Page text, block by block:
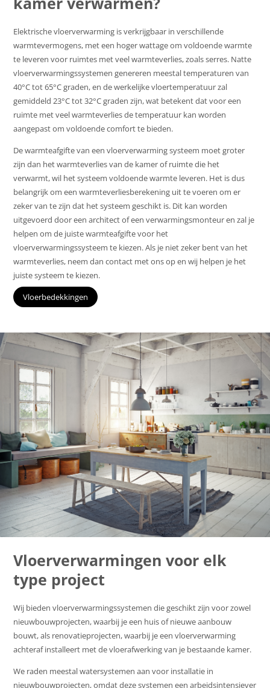
Elektrische vloerverwarming is verkrijgbaar in verschillende
warmtevermogens, met een hoger wattage om voldoende warmte
te leveren voor ruimtes met veel warmteverlies, zoals serres. Natte
vloerverwarmingssystemen genereren meestal temperaturen van
40°C tot 65°C graden, en de werkelijke vloertemperatuur zal
gemiddeld 23°C tot 32°C graden zijn, wat betekent dat voor een
ruimte met veel warmteverlies de temperatuur kan worden
aangepast om voldoende comfort te bieden.
De warmteafgifte van een vloerverwarming systeem moet groter
zijn dan het warmteverlies van de kamer of ruimte die het
verwarmt, wil het systeem voldoende warmte leveren. Het is dus
belangrijk om een warmteverliesberekening uit te voeren om er
zeker van te zijn dat het systeem geschikt is. Dit kan worden
uitgevoerd door een architect of een verwarmingsmonteur en zal je
helpen om de juiste warmteafgifte voor het
vloerverwarmingssysteem te kiezen. Als je niet zeker bent van het
warmteverlies, neem dan contact met ons op en wij helpen je het
juiste systeem te kiezen.
Vloerbedekkingen
Vloerverwarmingen voor elk
type project
Wij bieden vloerverwarmingssystemen die geschikt zijn voor zowel
nieuwbouwprojecten, waarbij je een huis of nieuwe aanbouw
bouwt, als renovatieprojecten, waarbij je een vloerverwarming
achteraf installeert met de vloerafwerking van je bestaande kamer.
We raden meestal watersystemen aan voor installatie in
nieuwbouwprojecten, omdat deze systemen een arbeidsintensiever